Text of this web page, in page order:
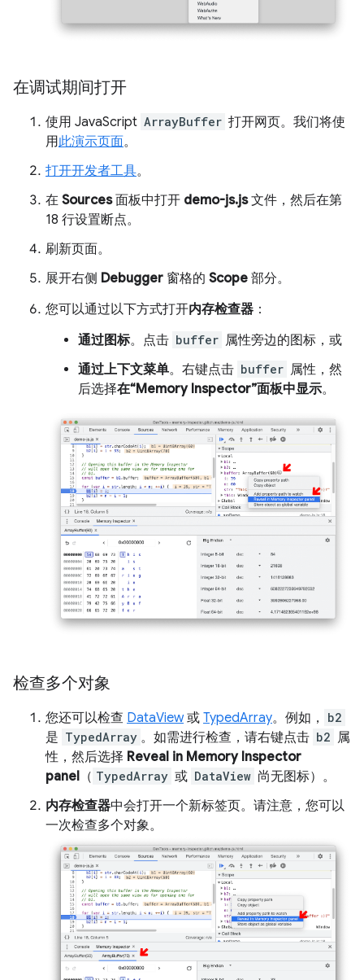
在调试期间打开
使用 JavaScript ArrayBuffer 打开网页。我们将使
用此演示页面。
打开开发者工具。
在 Sources面板中打开 demo-js.js文件，然后在第
18 行设置断点。
刷新页面。
展开右侧 Debugger 窗格的 Scope 部分。
您可以通过以下方式打开内存检查器 ：
通过图标。点击 buffer 属性旁边的图标，或
通过上下文菜单。右键点击 buffer 属性，然
后选择在“Memory Inspector”面板中显示。
检查多个对象
您还可以检查 DataView或 TypedArray。例如， b2
是 TypedArray 。如需进行检查，请右键点击 b2 属
性，然后选择 Reveal in Memory Inspector
panel （ TypedArray 或 DataView 尚无图标）。
内存检查器中会打开一个新标签页。请注意，您可以
一次检查多个对象。